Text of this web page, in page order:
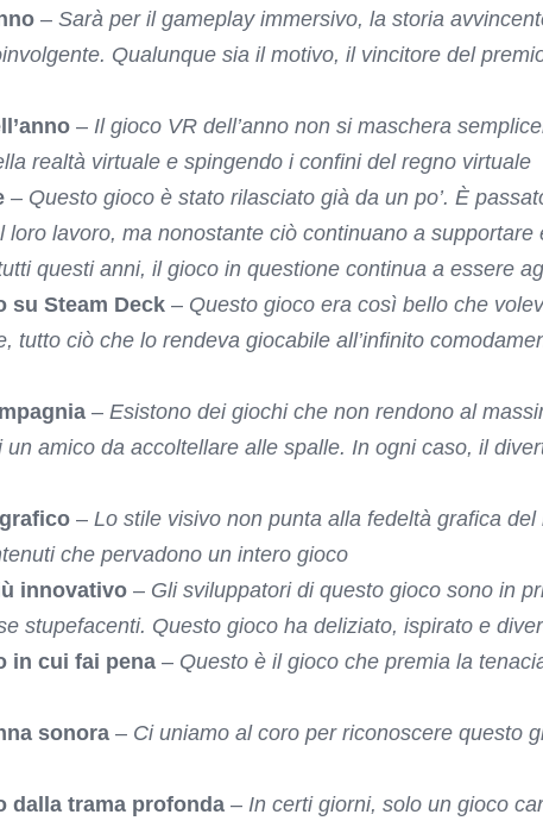
– Sarà per il gameplay immersivo, la storia
Qualunque sia il motivo, il vincitore del
– Il gioco VR dell’anno non si maschera
realtà virtuale e spingendo i confini del regno virtuale
– Questo gioco è stato rilasciato già da un po’. È
loro lavoro, ma nonostante ciò continuano a
questi anni, il gioco in questione continua a essere
su Steam Deck – Questo gioco era così bello che
tutto ciò che lo rendeva giocabile all’infinito
– Esistono dei giochi che non rendono al
un amico da accoltellare alle spalle. In ogni caso, il
– Lo stile visivo non punta alla fedeltà grafica
che pervadono un intero gioco
innovativo – Gli sviluppatori di questo gioco sono in
stupefacenti. Questo gioco ha deliziato, ispirato e
in cui fai pena – Questo è il gioco che premia la
sonora – Ci uniamo al coro per riconoscere questo
dalla trama profonda – In certi giorni, solo un gioco